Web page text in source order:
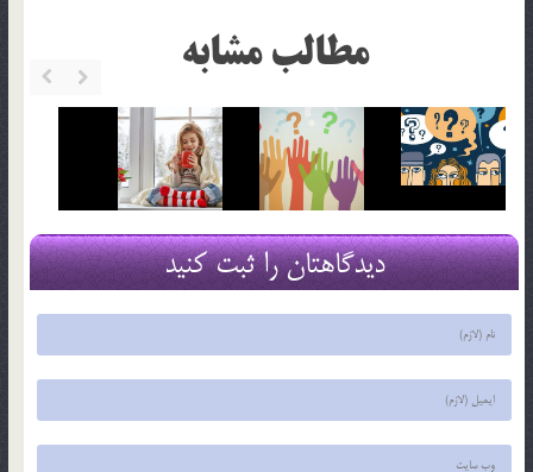
مطالب مشابه
دیدگاهتان را ثبت کنید